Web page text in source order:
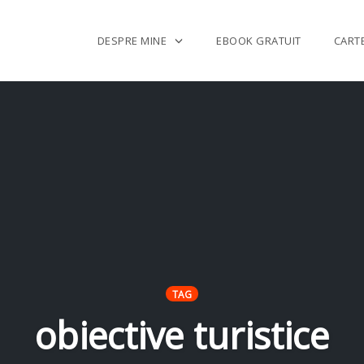
DESPRE MINE EBOOK GRATUIT
TAG
obiective turistice